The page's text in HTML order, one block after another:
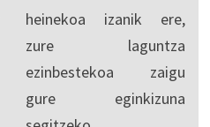
heinekoa izanik ere,
zure laguntza
ezinbestekoa zaigu
gure eginkizuna